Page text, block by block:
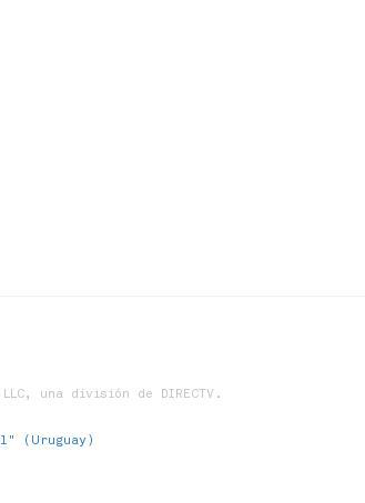
una división de DIRECTV.
(Uruguay)